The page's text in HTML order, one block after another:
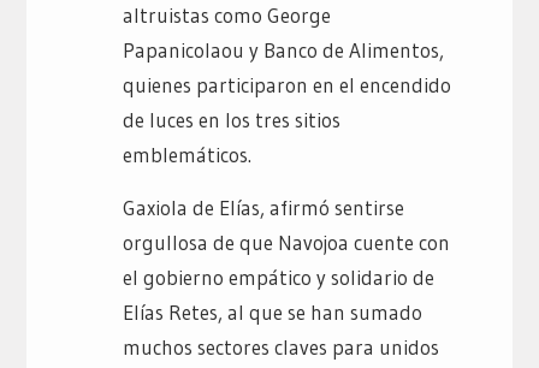
altruistas como George
Papanicolaou y Banco de Alimentos,
quienes participaron en el encendido
de luces en los tres sitios
emblemáticos.
Gaxiola de Elías, afirmó sentirse
orgullosa de que Navojoa cuente con
el gobierno empático y solidario de
Elías Retes, al que se han sumado
muchos sectores claves para unidos